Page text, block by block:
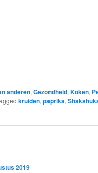
anderen,Gezondheid,Koken,
kruiden,paprika,
2019